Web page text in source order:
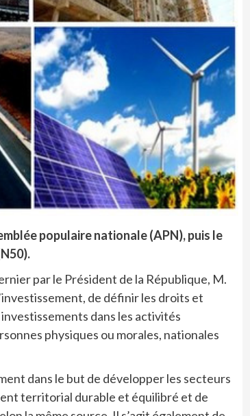
populaire nationale (APN), puis le
par le Président de la République, M.
de définir les droits et
dans les activités
physiques ou morales, nationales
dans le but de développer les secteurs
territorial durable et équilibré et de